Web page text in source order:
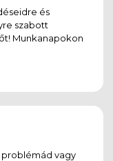
és
szabott
Munkanapokon
vagy